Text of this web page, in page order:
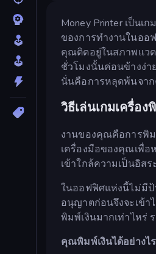
Money Printer เป็น
ของการทำงานในออ
คุณติดอยู่ในสภาพแว
ชั่วโมงนั้นค่อนข้างง่า
นั่นคือการหลุดพ้นจาก
วิธีเล่นเกมเครื่อง
งานของคุณคือการพิม
เครื่องมือของคุณเพื่อ
เข้าใกล้ความเป็นอิส
ในออฟฟิศแห่งนี้ไม่มีป้
อนุญาตก่อนจึงจะเข้า
พิมพ์เงินมากเท่าไหร่
คุณพิมพ์เงินได้อย่างไ